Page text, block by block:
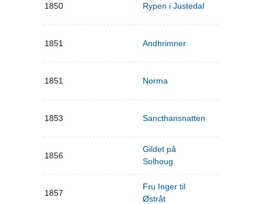
1850 Rypen i Justedal
1851 Andhrimner
1851 Norma
1853 Sancthansnatten
1856
Gildet på
Solhoug
1857
Fru Inger til
Østråt